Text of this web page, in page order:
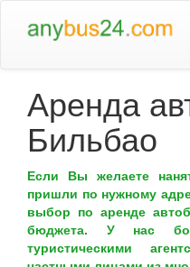
Аренда
Бильбао
Если Вы желаете
пришли по нужному
выбор по аренде
бюджета. У нас
туристическими